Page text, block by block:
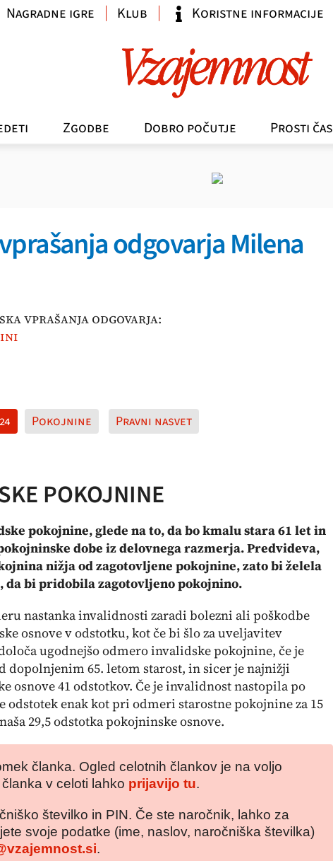
Zgodbe Dobro počutje Prosti čas
Nagradne igre Klub Koristne informacije
odgovarja Milena
vprašanja odgovarja:
Pokojnine Pravni nasvet
POKOJNINE
pokojnine, glede na to, da bo kmalu stara 61 let in
dobe iz delovnega razmerja. Predvideva,
nižja od zagotovljene pokojnine, zato bi želela
da bi pridobila zagotovljeno pokojnino.
nastanka invalidnosti zaradi bolezni ali poškodbe
osnove v odstotku, kot če bi šlo za uveljavitev
ugodnejšo odmero invalidske pokojnine, če je
dopolnjenim 65. letom starost, in sicer je najnižji
osnove 41 odstotkov. Če je invalidnost nastopila po
odstotek enak kot pri odmeri starostne pokojnine za 15
29,5 odstotka pokojninske osnove.
članka. Ogled celotnih člankov je na voljo
v celoti lahko prijavijo tu.
številko in PIN. Če ste naročnik, lahko za
svoje podatke (ime, naslov, naročniška številka)
.